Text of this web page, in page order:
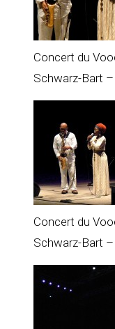
Concert du
Schwarz-Bart
Concert du
Schwarz-Bart